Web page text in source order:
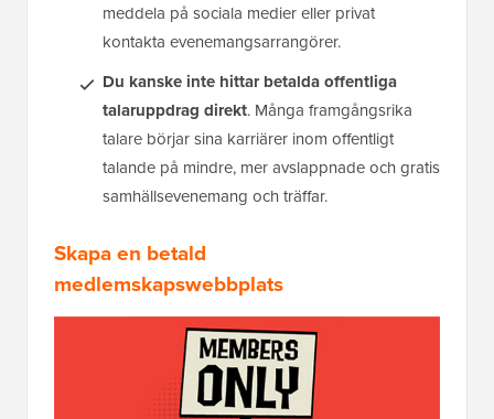
meddela på sociala medier eller privat
kontakta evenemangsarrangörer.
Du kanske inte hittar betalda offentliga
talaruppdrag direkt. Många framgångsrika
talare börjar sina karriärer inom offentligt
talande på mindre, mer avslappnade och gratis
samhällsevenemang och träffar.
Skapa en betald
medlemskapswebbplats